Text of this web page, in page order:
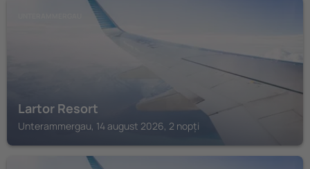
Lartor Resort
Unterammergau, 14 august 2026, 2 nopți